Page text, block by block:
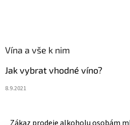
Vína a vše k nim
Jak vybrat vhodné víno?
8.9.2021